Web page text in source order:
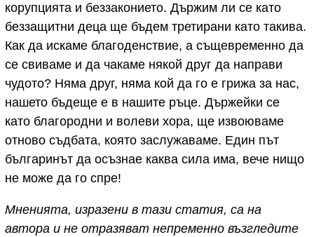
корупцията и беззаконието. Държим ли се като
беззащитни деца ще бъдем третирани като такива.
Как да искаме благоденствие, а същевременно да
се свиваме и да чакаме някой друг да направи
чудото? Няма друг, няма кой да го е грижа за нас,
нашето бъдеще е в нашите ръце. Държейки се
като благородни и волеви хора, ще извоюваме
отново съдбата, която заслужаваме. Един път
българинът да осъзнае каква сила има, вече нищо
не може да го спре!
Мненията, изразени в тази статия, са на
автора и не отразяват непременно възгледите